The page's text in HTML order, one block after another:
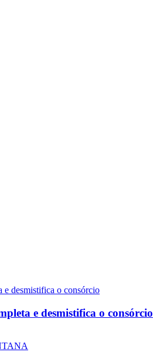
e desmistifica o consórcio